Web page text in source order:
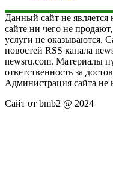
Данный сайт не
сайте ни чего не
услуги не оказываются.
новостей RSS канала
newsru.com. Материалы
ответственность за
Администрация сайта не
Сайт от bmb2 @ 2024